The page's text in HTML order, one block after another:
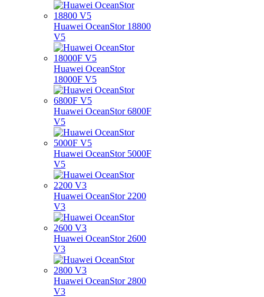
Huawei OceanStor 18800
V5
Huawei OceanStor
18000F V5
Huawei OceanStor 6800F
V5
Huawei OceanStor 5000F
V5
Huawei OceanStor 2200
V3
Huawei OceanStor 2600
V3
Huawei OceanStor 2800
V3